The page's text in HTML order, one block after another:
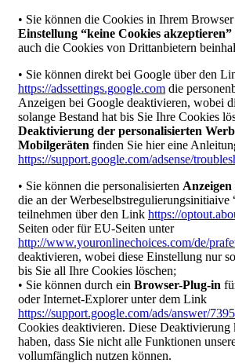
• Sie können die Cookies in Ihrem
Einstellung “keine Cookies akzeptieren”
auch die Cookies von Drittanbietern
• Sie können direkt bei Google über den
https://adssettings.google.com die
Anzeigen bei Google deaktivieren, wobei
solange Bestand hat bis Sie Ihre Cookies
Deaktivierung der personalisierten
Mobilgeräten finden Sie hier eine
https://support.google.com/adsense/
• Sie können die personalisierten
die an der Werbeselbstregulierungsinitiaive
teilnehmen über den Link https://
Seiten oder für EU-Seiten unter
http://www.youronlinechoices.com/de/
deaktivieren, wobei diese Einstellung nur
bis Sie all Ihre Cookies löschen;
• Sie können durch ein Browser-Plug-in
oder Internet-Explorer unter dem Link
https://support.google.com/ads/answer/
Cookies deaktivieren. Diese Deaktivierung
haben, dass Sie nicht alle Funktionen
vollumfänglich nutzen können.